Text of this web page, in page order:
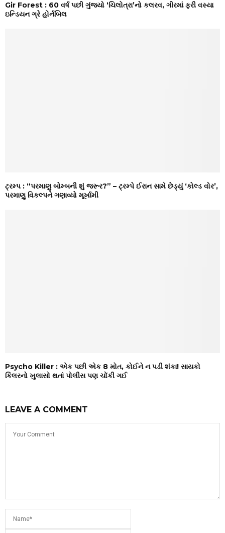
Gir Forest : 60 વર્ષ પછી ગુંજ્યો ‘ચિલોત્રા’નો કલરવ, ગીરમાં ફરી વસ્યા
ઇન્ડિયન ગ્રે હોર્નબિલ
ટ્રમ્પ : “પરમાણુ બોમ્બની શું જરૂર?” – ટ્રમ્પે ઈરાન સામે છેડ્યું ‘કોલ્ડ વોર’,
પરમાણુ વિકલ્પને ગણાવ્યો મૂર્ખામી
Psycho Killer : એક પછી એક 8 મોત, કોઈને ન પડી શંકા! સાયકો
કિલરનો ખુલાસો થતાં પોલીસ પણ ચોંકી ગઈ
LEAVE A COMMENT